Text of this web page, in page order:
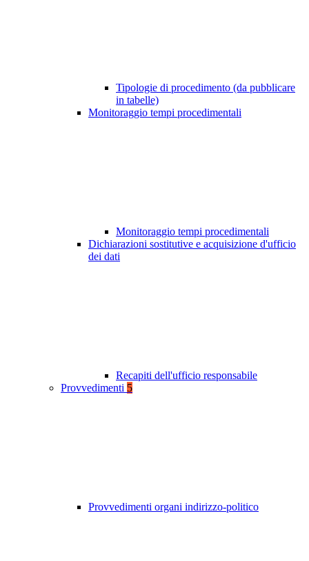
Tipologie di procedimento (da pubblicare
in tabelle)
Monitoraggio tempi procedimentali
Monitoraggio tempi procedimentali
Dichiarazioni sostitutive e acquisizione d'ufficio
dei dati
Recapiti dell'ufficio responsabile
Provvedimenti 5
Provvedimenti organi indirizzo-politico